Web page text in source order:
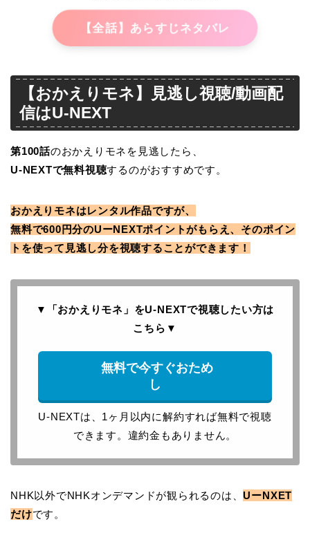
【全話】あらすじネタバレ
【おかえりモネ】見逃し視聴/動画配
信はU-NEXT
第100話のおかえりモネを見逃したら、
U-NEXTで無料視聴するのがおすすめです。
おかえりモネはレンタル作品ですが、
無料で600円分のUーNEXTポイントがもらえ、そのポイン
トを使って見逃し分を視聴することができます！
▼「おかえりモネ」をU-NEXTで視聴したい方は
こちら ▼
無料で今すぐおため
し
U-NEXTは、1ヶ月以内に解約すれば無料で視聴
できます。違約金もありません。
NHK以外でNHKオンデマンドが観られるのは、UーNXET
だけです。